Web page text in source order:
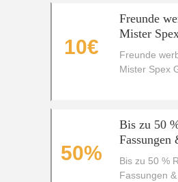
10€
Freunde
Mister
erhalten
Freunde
Mister Spex
50%
Bis zu 50
extra auf
Spex
Bis zu 50 %
Fassungen